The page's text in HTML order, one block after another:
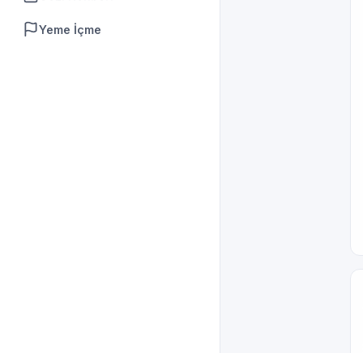
Yeme İçme